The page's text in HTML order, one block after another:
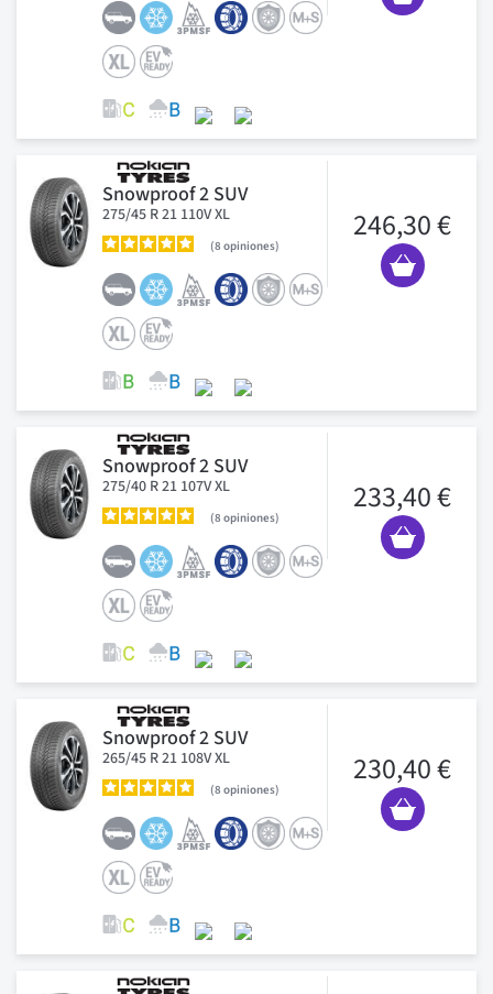
Snowproof 2 SUV
275/45 R 21 110V XL
8 opiniones
246,30 €
Snowproof 2 SUV
275/40 R 21 107V XL
8 opiniones
233,40 €
Snowproof 2 SUV
265/45 R 21 108V XL
8 opiniones
230,40 €